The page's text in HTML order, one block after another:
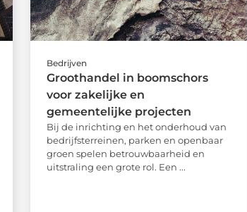
Bedrijven
Groothandel in boomschors
voor zakelijke en
gemeentelijke projecten
Bij de inrichting en het onderhoud van
bedrijfsterreinen, parken en openbaar
groen spelen betrouwbaarheid en
uitstraling een grote rol. Een ...